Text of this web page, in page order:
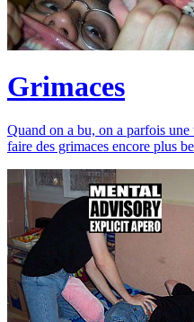
Grimaces
Quand on a bu, on a parfois
faire des grimaces encore plus